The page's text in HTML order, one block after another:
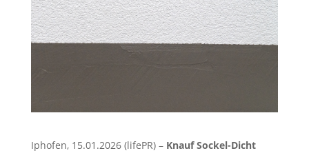
Iphofen, 15.01.2026 (lifePR) – Knauf Sockel-Dicht